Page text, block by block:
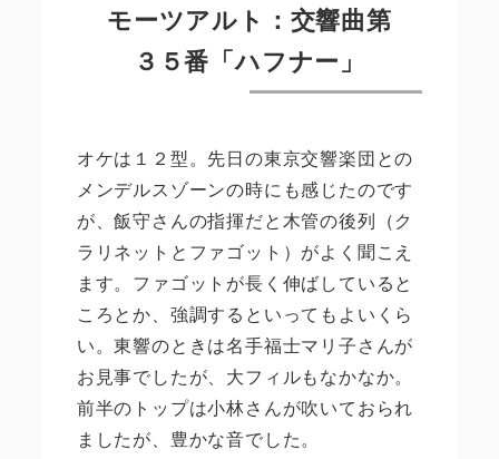
モーツアルト：交響曲第
３５番「ハフナー」
オケは１２型。先日の東京交響楽団との
メンデルスゾーンの時にも感じたのです
が、飯守さんの指揮だと木管の後列（ク
ラリネットとファゴット）がよく聞こえ
ます。ファゴットが長く伸ばしていると
ころとか、強調するといってもよいくら
い。東響のときは名手福士マリ子さんが
お見事でしたが、大フィルもなかなか。
前半のトップは小林さんが吹いておられ
ましたが、豊かな音でした。